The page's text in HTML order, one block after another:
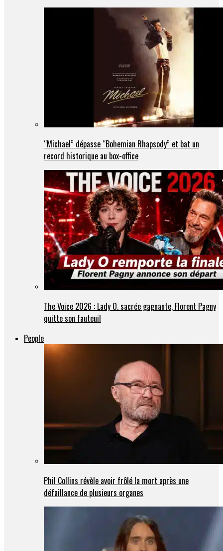
“Michael” dépasse “Bohemian Rhapsody” et bat un
record historique au box-office
The Voice 2026 : Lady O. sacrée gagnante, Florent Pagny
quitte son fauteuil
People
Phil Collins révèle avoir frôlé la mort après une
défaillance de plusieurs organes